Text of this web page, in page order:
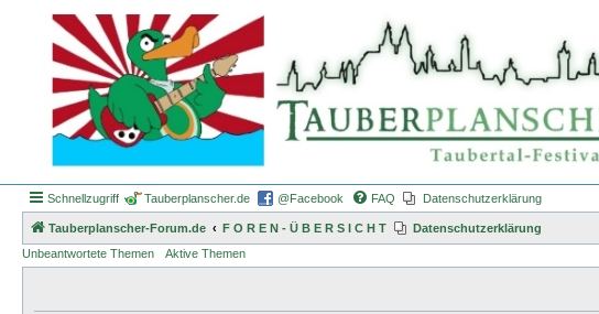
Schnellzugriff Tauberplanscher.de @Facebook FAQ Datenschutzerklärung
Tauberplanscher-Forum.de F O R E N - Ü B E R S I C H T
Datenschutzerklärung
Unbeantwortete Themen
Aktive Themen